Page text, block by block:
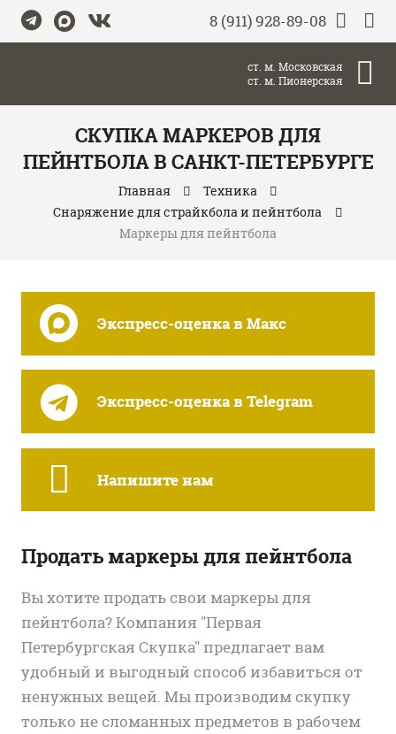
8 (911) 928-89-08
ст. м. Московская
ст. м. Пионерская
СКУПКА МАРКЕРОВ ДЛЯ
ПЕЙНТБОЛА В САНКТ-ПЕТЕРБУРГЕ
Главная
Техника
Снаряжение для страйкбола и пейнтбола
Маркеры для пейнтбола
Продать маркеры для пейнтбола
Вы хотите продать свои маркеры для
пейнтбола? Компания "Первая
Петербургская Скупка" предлагает вам
удобный и выгодный способ избавиться от
ненужных вещей. Мы производим скупку
только не сломанных предметов в рабочем
Экспресс-оценка в Макс
Экспресс-оценка в Telegram
Напишите нам